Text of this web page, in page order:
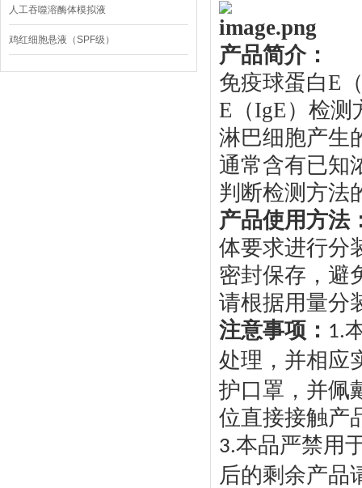
人工吞噬溶酶体模拟液
鸡红细胞悬液（SPF级）
产品简介：
免疫球蛋白E
E（IgE）检测
淋巴细胞产生
通常含有已知
判断检测方法
产品使用方法
体要求进行分
密封保存，避
请根据用量分
注意事项： 1.
处理，并相应
护口罩，并佩
位直接接触产
3.本品严禁用
后的剩余产品